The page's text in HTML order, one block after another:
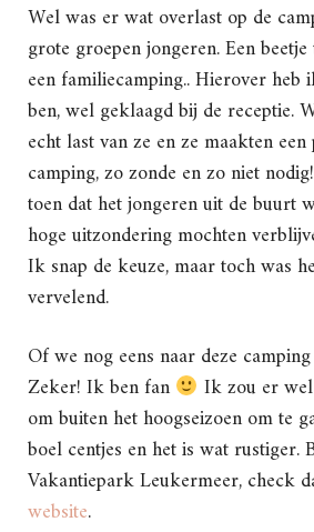
Wel was er wat overlast op de
grote groepen jongeren. Een
een familiecamping.. Hierover
ben, wel geklaagd bij de receptie.
echt last van ze en ze maakten
camping, zo zonde en zo niet
toen dat het jongeren uit de buurt
hoge uitzondering mochten
Ik snap de keuze, maar toch was
vervelend.
Of we nog eens naar deze
Zeker! Ik ben fan
Ik zou er
om buiten het hoogseizoen om te
boel centjes en het is wat rustiger.
Vakantiepark Leukermeer, check
website.